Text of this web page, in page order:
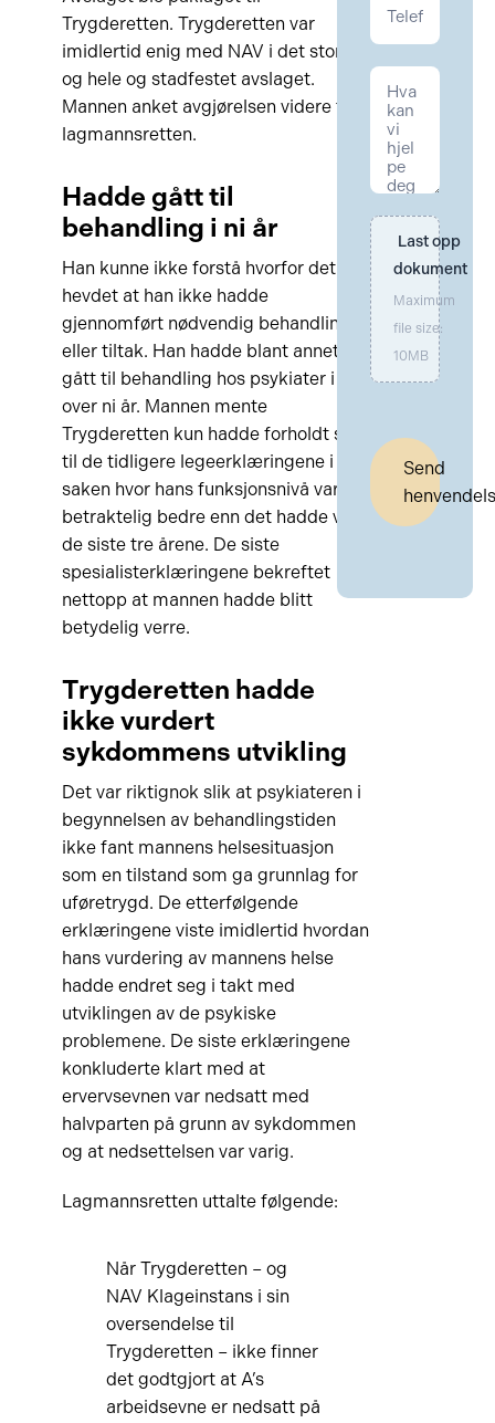
Trygderetten. Trygderetten var
imidlertid enig med NAV i det store
og hele og stadfestet avslaget.
Mannen anket avgjørelsen videre til
lagmannsretten.
Hadde gått til
behandling i ni år
Han kunne ikke forstå hvorfor det ble
hevdet at han ikke hadde
gjennomført nødvendig behandling
eller tiltak. Han hadde blant annet
gått til behandling hos psykiater i
over ni år. Mannen mente
Trygderetten kun hadde forholdt seg
til de tidligere legeerklæringene i
saken hvor hans funksjonsnivå var
betraktelig bedre enn det hadde vært
de siste tre årene. De siste
spesialisterklæringene bekreftet
nettopp at mannen hadde blitt
betydelig verre.
Trygderetten hadde
ikke vurdert
sykdommens utvikling
Det var riktignok slik at psykiateren i
begynnelsen av behandlingstiden
ikke fant mannens helsesituasjon
som en tilstand som ga grunnlag for
uføretrygd. De etterfølgende
erklæringene viste imidlertid hvordan
hans vurdering av mannens helse
hadde endret seg i takt med
utviklingen av de psykiske
problemene. De siste erklæringene
konkluderte klart med at
ervervsevnen var nedsatt med
halvparten på grunn av sykdommen
og at nedsettelsen var varig.
Lagmannsretten uttalte følgende:
Når Trygderetten – og
NAV Klageinstans i sin
oversendelse til
Trygderetten – ikke finner
det godtgjort at A’s
arbeidsevne er nedsatt på
Last opp
dokument
Maximum
file size:
10MB
Send